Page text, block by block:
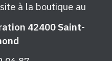
à la boutique au
42400 Saint-